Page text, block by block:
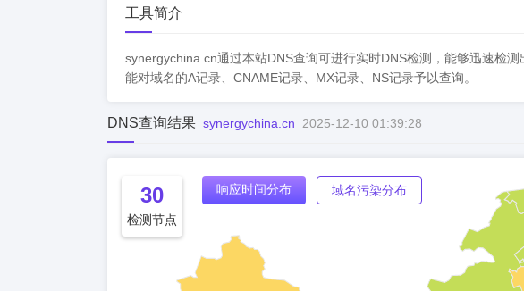
工具简介
synergychina.cn通过本站DNS查询可进行实时DNS检测，能够迅速检
能对域名的A记录、CNAME记录、MX记录、NS记录予以查询。
DNS查询结果 synergychina.cn 2025-12-10 01:39:28
30
检测节点
响应时间分布 域名污染分布